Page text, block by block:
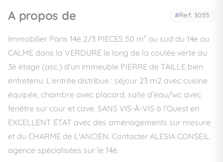
A propos de Ref. 3055
Immobilier Paris 14è 2/3 PIECES 50 m² au sud du 14e au
CALME dans la VERDURE le long de la coulée verte au
3è étage (asc.) d’un immeuble PIERRE de TAILLE bien
entretenu. L’entrée distribue : séjour 23 m2 avec cuisine
équipée, chambre avec placard, salle d’eau/wc avec
fenêtre sur cour et cave. SANS VIS-À-VIS à l'Ouest en
EXCELLENT ÉTAT avec des aménagements sur mesure
et du CHARME de L'ANCIEN. Contacter ALESIA CONSEIL
agence spécialisées sur le 14è.